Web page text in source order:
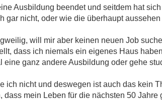
Ausbildung beendet und seitdem hat
gar nicht, oder wie die überhaupt aussehen
will mir aber keinen neuen Job
dass ich niemals ein eigenes Haus
eine ganz andere Ausbildung oder gehe
ich nicht und deswegen ist auch das kein
dass mein Leben für die nächsten 50